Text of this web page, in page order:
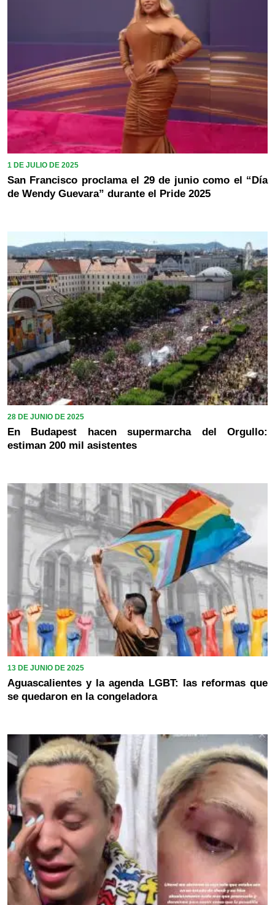
1 DE JULIO DE 2025
San Francisco proclama el 29 de junio como el “Día
de Wendy Guevara” durante el Pride 2025
28 DE JUNIO DE 2025
En Budapest hacen supermarcha del Orgullo:
estiman 200 mil asistentes
13 DE JUNIO DE 2025
Aguascalientes y la agenda LGBT: las reformas que
se quedaron en la congeladora